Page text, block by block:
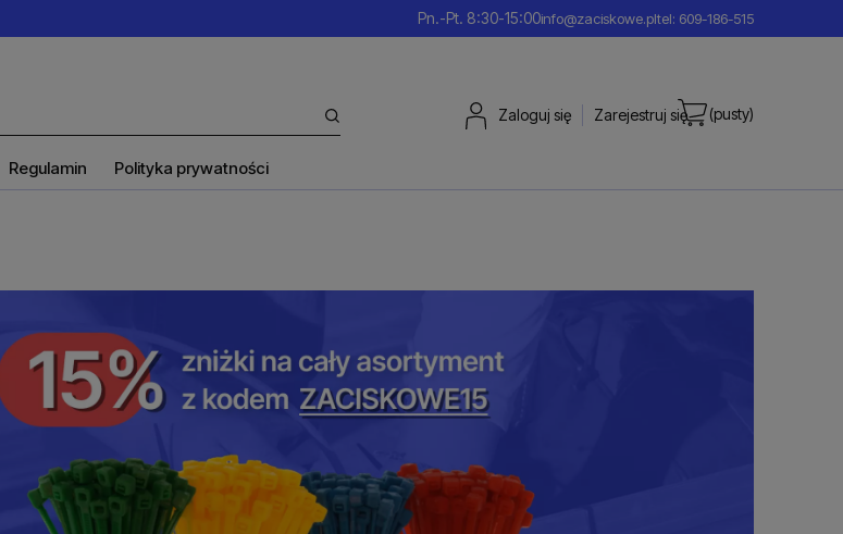
Pn.-Pt. 8:30-15:00info@zaciskowe.pltel: 609-186-515
Zarejestruj się
Zaloguj się (pusty)
Regulamin Polityka prywatności